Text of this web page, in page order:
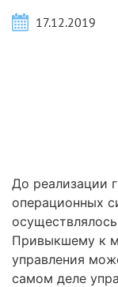
17.12.2019
До реализации
операционных
Привыкшему к
управления
самом деле